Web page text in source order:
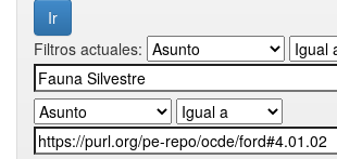
Filtros actuales: